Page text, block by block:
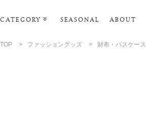
CATEGORY SEASONAL ABOUT
TOP > ファッショングッズ > 財布・パスケース